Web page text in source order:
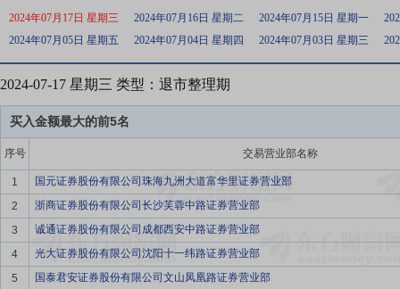
2024年07月17日 星期三 2024年07月16日 星期二 2024年07月15日 星期一
2024年07月05日 星期五
2024年07月04日 星期四 2024年07月03日 星期三
2024-07-17 星期三 类型：退市整理期
买入金额最大的前5名
序号 交易营业部名称
1
国元证券股份有限公司珠海九洲大道富华里证券营业部
2
浙商证券股份有限公司长沙芙蓉中路证券营业部
3
诚通证券股份有限公司成都西安中路证券营业部
4
光大证券股份有限公司沈阳十一纬路证券营业部
5
国泰君安证券股份有限公司文山凤凰路证券营业部